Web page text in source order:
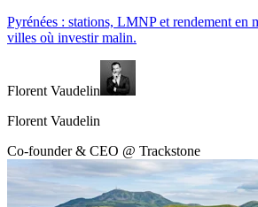
Pyrénées : stations, LMNP et rendement en
villes où investir malin.
Florent Vaudelin
Florent Vaudelin
Co-founder & CEO @ Trackstone